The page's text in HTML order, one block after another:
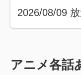
2026/08/09放
アニメ各話